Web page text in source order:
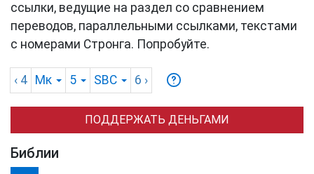
ссылки, ведущие на раздел со сравнением
переводов, параллельными ссылками, текстами
с номерами Стронга. Попробуйте.
‹ 4 Мк 5 SBC 6 ›
ПОДДЕРЖАТЬ ДЕНЬГАМИ
Библии